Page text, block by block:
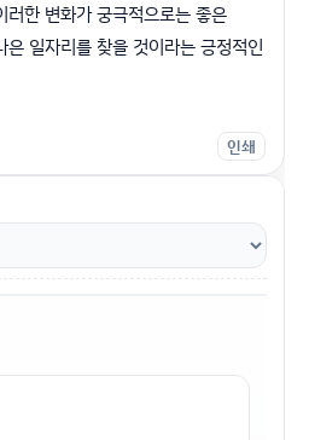
한 변화가 궁극적으로는 좋은
일자리를 찾을 것이라는 긍정적인
인쇄